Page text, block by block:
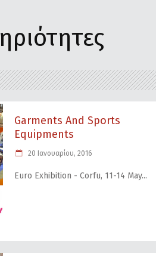
Garments And Sports
Equipments
20 Ιανουαρίου, 2016
Euro Exhibition - Corfu, 11-14 May